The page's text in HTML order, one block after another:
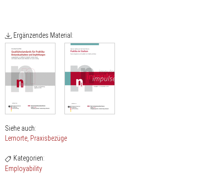
Ergänzendes Material:
Siehe auch:
Lernorte Praxisbezüge
Kategorien:
Employability